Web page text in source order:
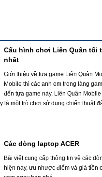
Cấu hình chơi Liên Quân tối
nhất
Giới thiệu về tựa game Liên Quân
Mobile thì các anh em trong làng
đến tựa game này. Liên Quân
là một trò chơi sử dụng chiến thuật
Các dòng laptop ACER
Bài viết cung cấp thông tin về các
hiện nay, ưu nhược điểm và giá tiền